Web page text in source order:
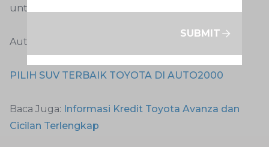
untuk memilikinya secara praktis dan mudah.
Auto2000 Digiroom
PILIH SUV TERBAIK TOYOTA DI AUTO2000
Baca Juga: Informasi Kredit Toyota Avanza dan
Cicilan Terlengkap
SUBMIT